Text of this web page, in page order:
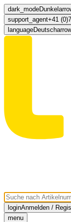
dark_modeDunkel
support_agent+41
languageDeutsch
loginAnmelden /
menu